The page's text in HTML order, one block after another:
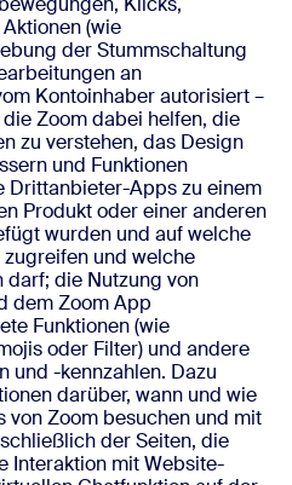
(wie
der Stummschaltung
an
Kontoinhaber autorisiert –
Zoom dabei helfen, die
zu verstehen, das Design
und Funktionen
Drittanbieter-Apps zu einem
Produkt oder einer anderen
wurden und auf welche
und welche
darf; die Nutzung von
dem Zoom App
Funktionen (wie
oder Filter) und andere
und -kennzahlen. Dazu
darüber, wann und wie
von Zoom besuchen und mit
der Seiten, die
Interaktion mit Website-